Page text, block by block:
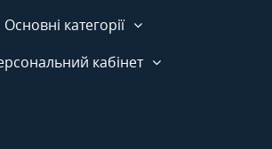
Основні категорії
кабінет